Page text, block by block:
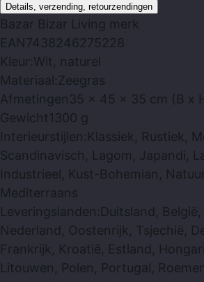
Details, verzending, retourzendingen
Bazar Bizar Living merk
EAN7438246275228
Kleur:Wit, naturel
Materiaal:Zeegras
Afmetingen35 x 45 x 35 cm (B x
Gewicht1300 g
Interieurstijlen:Klassiek, Rustiek,
Scandinavisch, Lagom, Japandi,
Industrieel, Kust-Bohemian,
Mediterraans
Leveringslanden:Duitsland, België,
Nederland, Oostenrijk, Tsjechië,
Frankrijk, Kroatië, Estland,
Litouwen, Polen, Portugal,